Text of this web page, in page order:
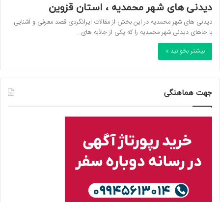
دیدنی های شهر محمدیه ،‌ استان قزوین
دیدنی های شهر محمدیه در این بخش از مقالات ایرانگردی قصد معرفی و آشنایی
با جاهای دیدنی شهر محمدیه را که یکی از جاذبه های…
بیشتر بخوانید »
جهت هماهنگی